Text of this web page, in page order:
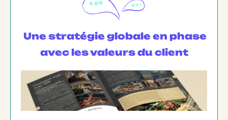
Une stratégie globale en phase
avec les valeurs du client